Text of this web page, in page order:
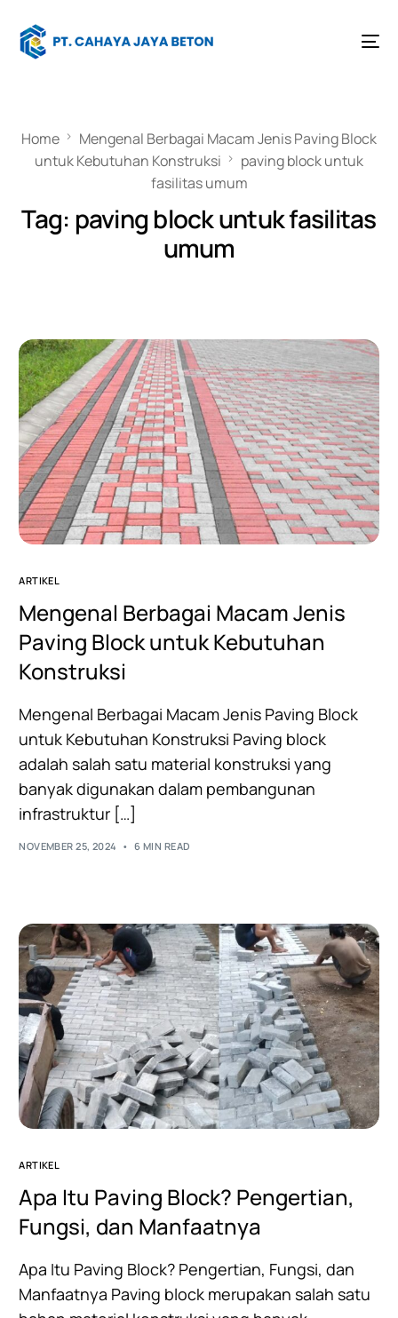
Home
Mengenal Berbagai Macam Jenis Paving Block
untuk Kebutuhan Konstruksi
paving block untuk
fasilitas umum
Tag: paving block untuk fasilitas
umum
ARTIKEL
Mengenal Berbagai Macam Jenis
Paving Block untuk Kebutuhan
Konstruksi
Mengenal Berbagai Macam Jenis Paving Block
untuk Kebutuhan Konstruksi Paving block
adalah salah satu material konstruksi yang
banyak digunakan dalam pembangunan
infrastruktur […]
NOVEMBER 25, 2024 6 MIN READ
ARTIKEL
Apa Itu Paving Block? Pengertian,
Fungsi, dan Manfaatnya
Apa Itu Paving Block? Pengertian, Fungsi, dan
Manfaatnya Paving block merupakan salah satu